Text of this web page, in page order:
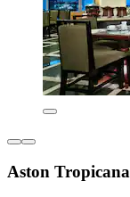
Aston Tropicana